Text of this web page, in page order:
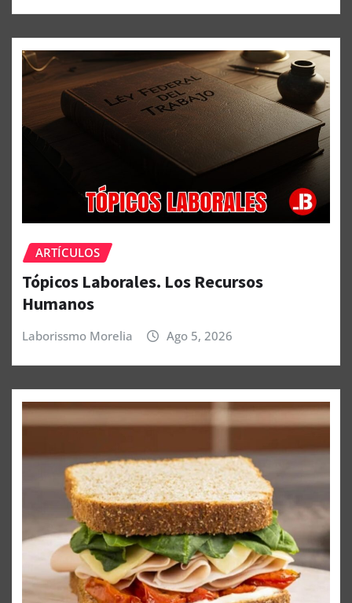
ARTÍCULOS
Tópicos Laborales. Los Recursos
Humanos
Laborissmo Morelia Ago 5, 2026